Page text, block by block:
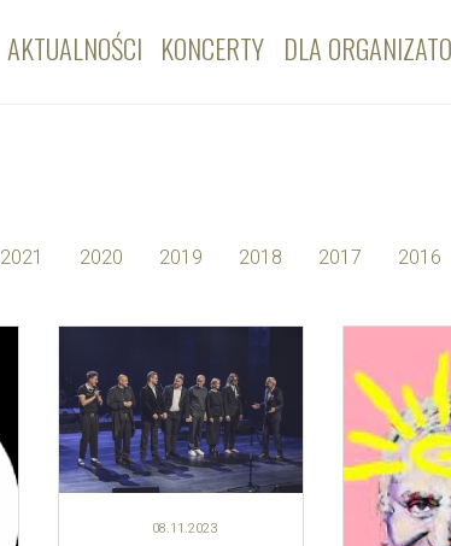
AKTUALNOŚCI KONCERTY DLA
2016
2017
2018
2019
2020
2021
08.11. 2023